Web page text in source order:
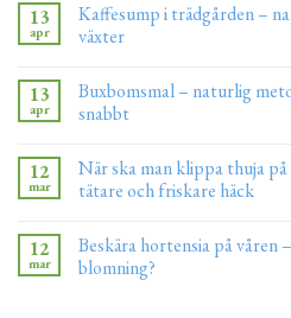
13
apr
Kaffesump i trädgården –
växter
13
apr
Buxbomsmal – naturlig
snabbt
12
mar
När ska man klippa thuja
tätare och friskare häck
12
mar
Beskära hortensia på våren
blomning?